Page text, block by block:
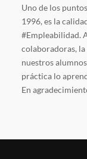
Uno de los
1996, es la
#Empleabilidad.
colaboradoras, la
nuestros
práctica lo
En